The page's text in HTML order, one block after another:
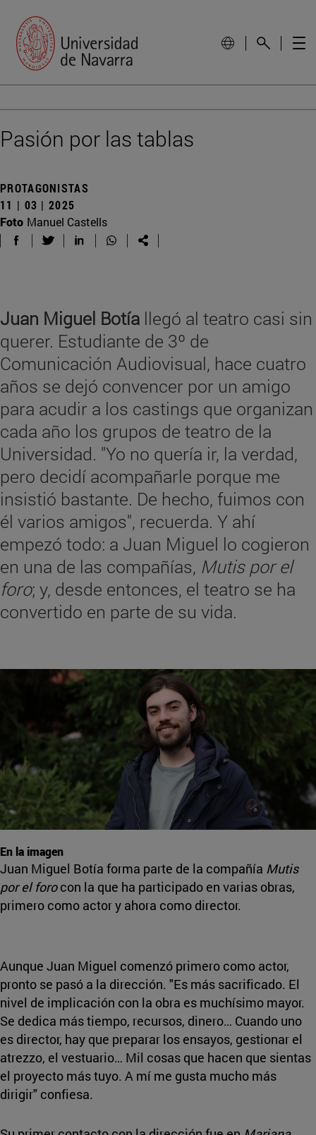
Pasión por las tablas
PROTAGONISTAS
11 | 03 | 2025
Foto Manuel Castells
Juan Miguel Botía llegó al teatro casi sin
querer. Estudiante de 3º de
Comunicación Audiovisual, hace cuatro
años se dejó convencer por un amigo
para acudir a los castings que organizan
cada año los grupos de teatro de la
Universidad. "Yo no quería ir, la verdad,
pero decidí acompañarle porque me
insistió bastante. De hecho, fuimos con
él varios amigos", recuerda. Y ahí
empezó todo: a Juan Miguel lo cogieron
en una de las compañías, Mutis por el
foro; y, desde entonces, el teatro se ha
convertido en parte de su vida.
En la imagen
Juan Miguel Botía forma parte de la compañía Mutis
por el forocon la que ha participado en varias obras,
primero como actor y ahora como director.
Aunque Juan Miguel comenzó primero como actor,
pronto se pasó a la dirección. "Es más sacrificado. El
nivel de implicación con la obra es muchísimo mayor.
Se dedica más tiempo, recursos, dinero… Cuando uno
es director, hay que preparar los ensayos, gestionar el
atrezzo, el vestuario… Mil cosas que hacen que sientas
el proyecto más tuyo. A mí me gusta mucho más
dirigir" confiesa.